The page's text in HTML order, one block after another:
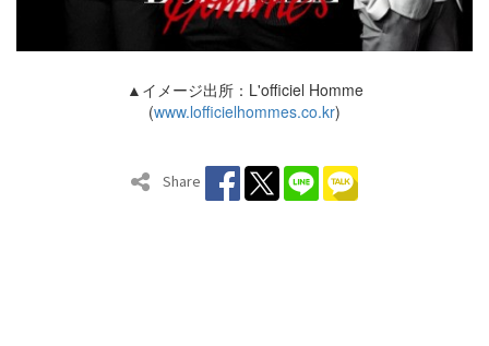
▲イメージ出所：L'officiel Homme
(www.lofficielhommes.co.kr)
Share